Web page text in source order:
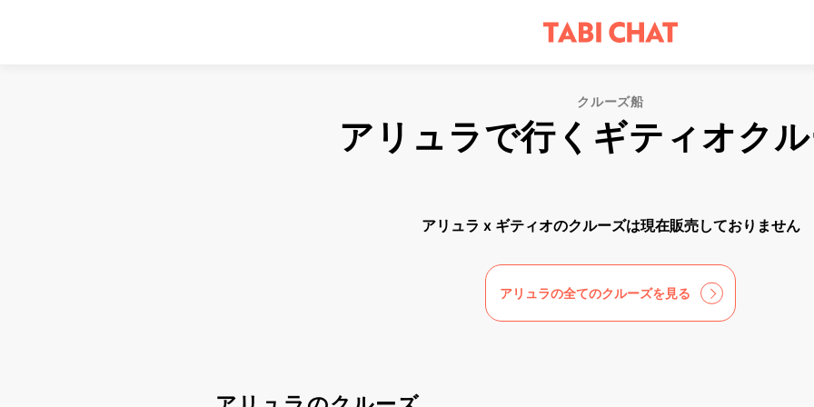
クルーズ船
アリュラで行くギティオク
アリュラ x ギティオのクルーズは現在販売しておりません
アリュラの全てのクルーズを見る